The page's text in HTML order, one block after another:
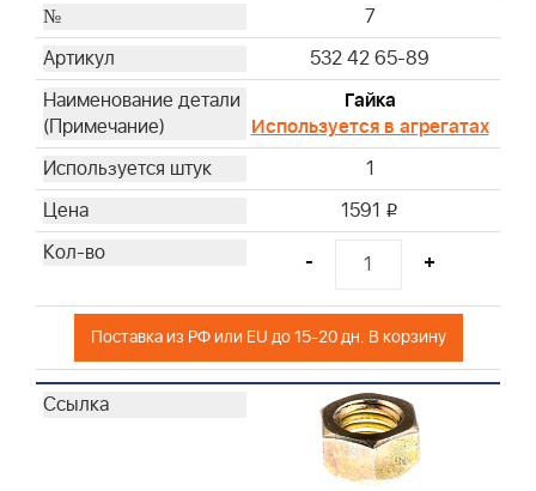
7
532 42 65-89
Гайка
Используется в агрегатах
1
1591 i
- +
Поставка из РФ или EU до 15-20 дн. В корзину